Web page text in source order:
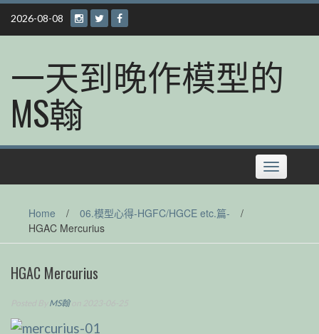
Skip
content
2026-08-08
一天到晚作模型的
MS翰
Toggle
navigation
Home / 06.模型心得-HGFC/HGCE etc.篇-
/
HGAC Mercurius
HGAC Mercurius
MS翰on 2023-06-25